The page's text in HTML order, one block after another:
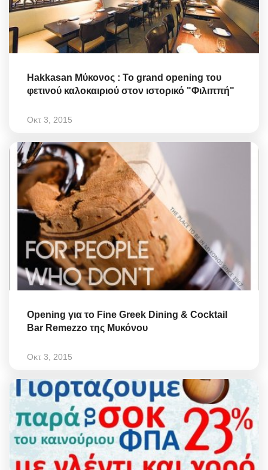
Hakkasan Μύκονος : Το grand opening του
φετινού καλοκαιριού στον ιστορικό "Φιλιππή"
Οκτ 3, 2015
Opening για το Fine Greek Dining & Cocktail
Bar Remezzo της Μυκόνου
Οκτ 3, 2015